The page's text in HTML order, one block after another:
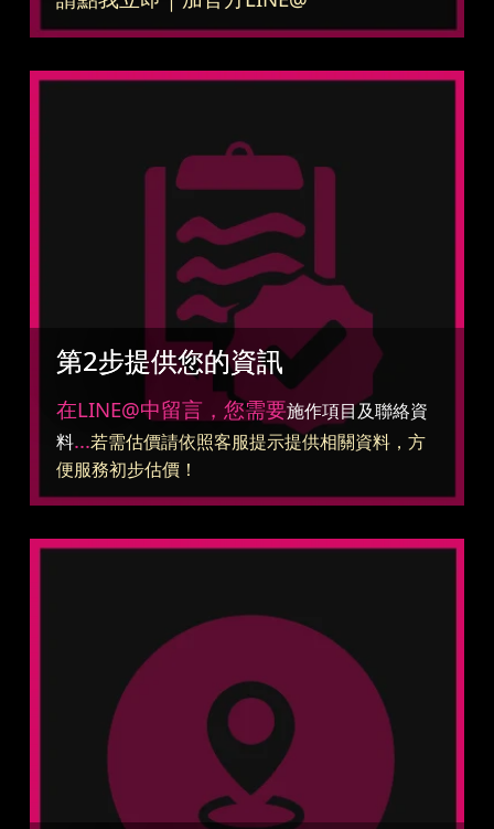
第2步提供您的資訊
在LINE@中留言，您需要施作項目及聯絡資
料...若需估價請依照客服提示提供相關資料，方
便服務初步估價！